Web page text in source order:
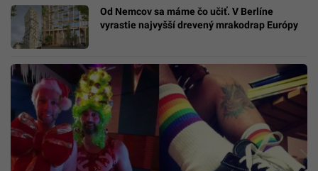
Od Nemcov sa máme čo učiť. V Berlíne
vyrastie najvyšší drevený mrakodrap Európy